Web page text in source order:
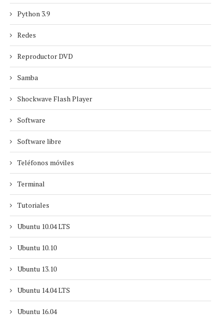
Python 3.9
Redes
Reproductor DVD
Samba
Shockwave Flash Player
Software
Software libre
Teléfonos móviles
Terminal
Tutoriales
Ubuntu 10.04 LTS
Ubuntu 10.10
Ubuntu 13.10
Ubuntu 14.04 LTS
Ubuntu 16.04